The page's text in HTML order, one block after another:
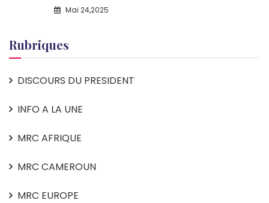
Mai 24,2025
Rubriques
DISCOURS DU PRESIDENT
INFO A LA UNE
MRC AFRIQUE
MRC CAMEROUN
MRC EUROPE